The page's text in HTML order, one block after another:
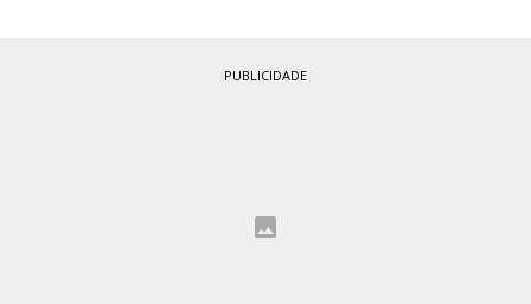
PUBLICIDADE